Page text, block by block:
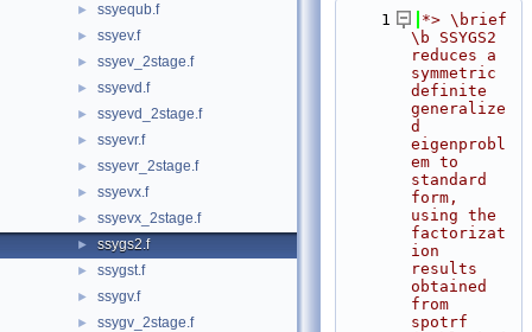
► ssyequb.f
► ssyev.f
► ssyev_2stage.f
► ssyevd.f
► ssyevd_2stage.f
► ssyevr.f
► ssyevr_2stage.f
► ssyevx.f
► ssyevx_2stage.f
► ssygs2.f
► ssygst.f
► ssygv.f
► ssygv_2stage.f
    1
*> \brief
\b SSYGS2
reduces a
symmetric
definite
generalize
d
eigenprobl
em to
standard
form,
using the
factorizat
ion
results
obtained
from
spotrf